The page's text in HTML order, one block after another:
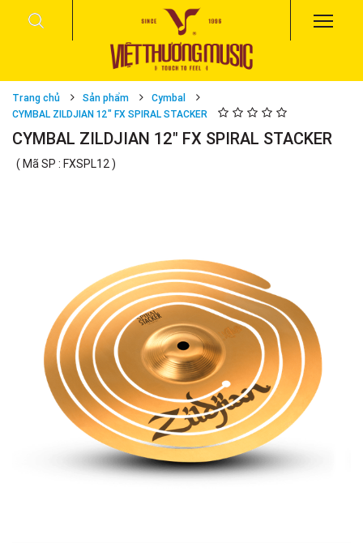
Trang chủ Sản phẩm
Cymbal
CYMBAL ZILDJIAN 12" FX SPIRAL STACKER
CYMBAL ZILDJIAN 12" FX SPIRAL STACKER
( Mã SP : FXSPL12 )